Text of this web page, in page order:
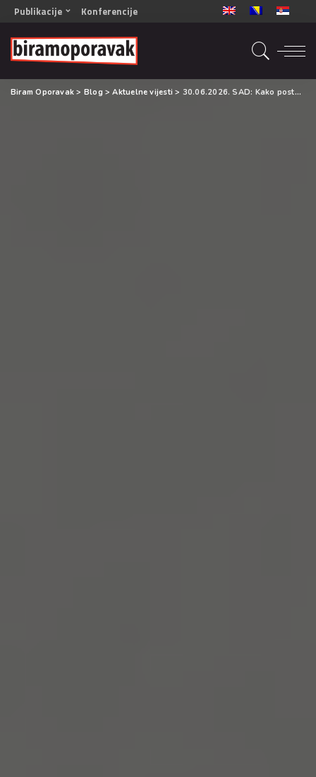
Publikacije
OPORAVAK- Naš zajednički cilj BiH/CG
OPORAVAK- Naš zajednički cilj SRB
RECOVERY- Our common goal ENG
OPORAVAK- Naš zajednički cilj 2
Konferencije
Biram Oporavak > Blog >Aktuelne vijesti > 30.06.2026. SAD: Kako postaviti i održavati granice s osobom koja se bori s ovisnošću